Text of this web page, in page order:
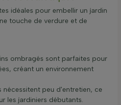
idéales pour embellir un jardin
touche de verdure et de
ombragés sont parfaites pour
créant un environnement
nécessitent peu d'entretien, ce
les jardiniers débutants.